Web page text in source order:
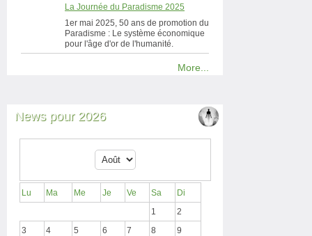
La Journée du Paradisme 2025
1er mai 2025, 50 ans de promotion du
Paradisme : Le système économique
pour l'âge d'or de l'humanité.
More...
News pour 2026
Lu Ma Me Je Ve Sa
Di
1
2
3
4 5 6 7 8
9